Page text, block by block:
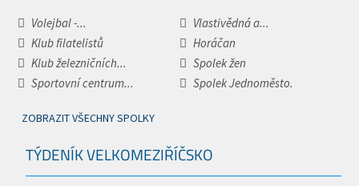
Volejbal -...
Vlastivědná a...
Klub filatelistů
Horáčan
Klub železničních...
Spolek žen
Sportovní centrum...
Spolek Jednoměsto.
ZOBRAZIT VŠECHNY SPOLKY
TÝDENÍK VELKOMEZIŘÍČSKO